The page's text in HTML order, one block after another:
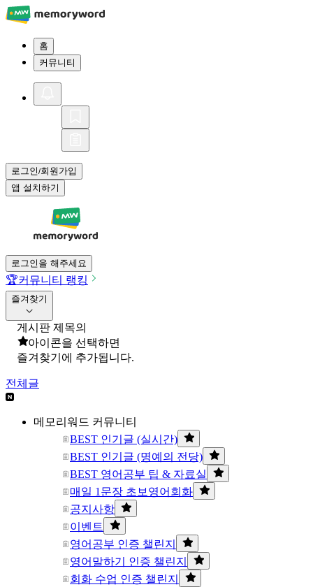
홈
커뮤니티
로그인/회원가입
앱 설치하기
로그인을 해주세요
🏆커뮤니티 랭킹
즐겨찾기
게시판 제목의
아이콘을 선택하면
즐겨찾기에 추가됩니다.
전체글
메모리워드 커뮤니티
BEST 인기글 (실시간)
BEST 인기글 (명예의 전당)
BEST 영어공부 팁 & 자료실
매일 1문장 초보영어회화
공지사항
이벤트
영어공부 인증 챌린지
영어말하기 인증 챌린지
회화 수업 인증 챌린지